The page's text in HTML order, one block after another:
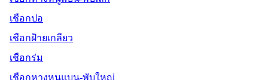
เชือกปอ
เชือกฝ้ายเกลียว
เชือกร่ม
เชือกหางหนูแบน-พับใหญ่